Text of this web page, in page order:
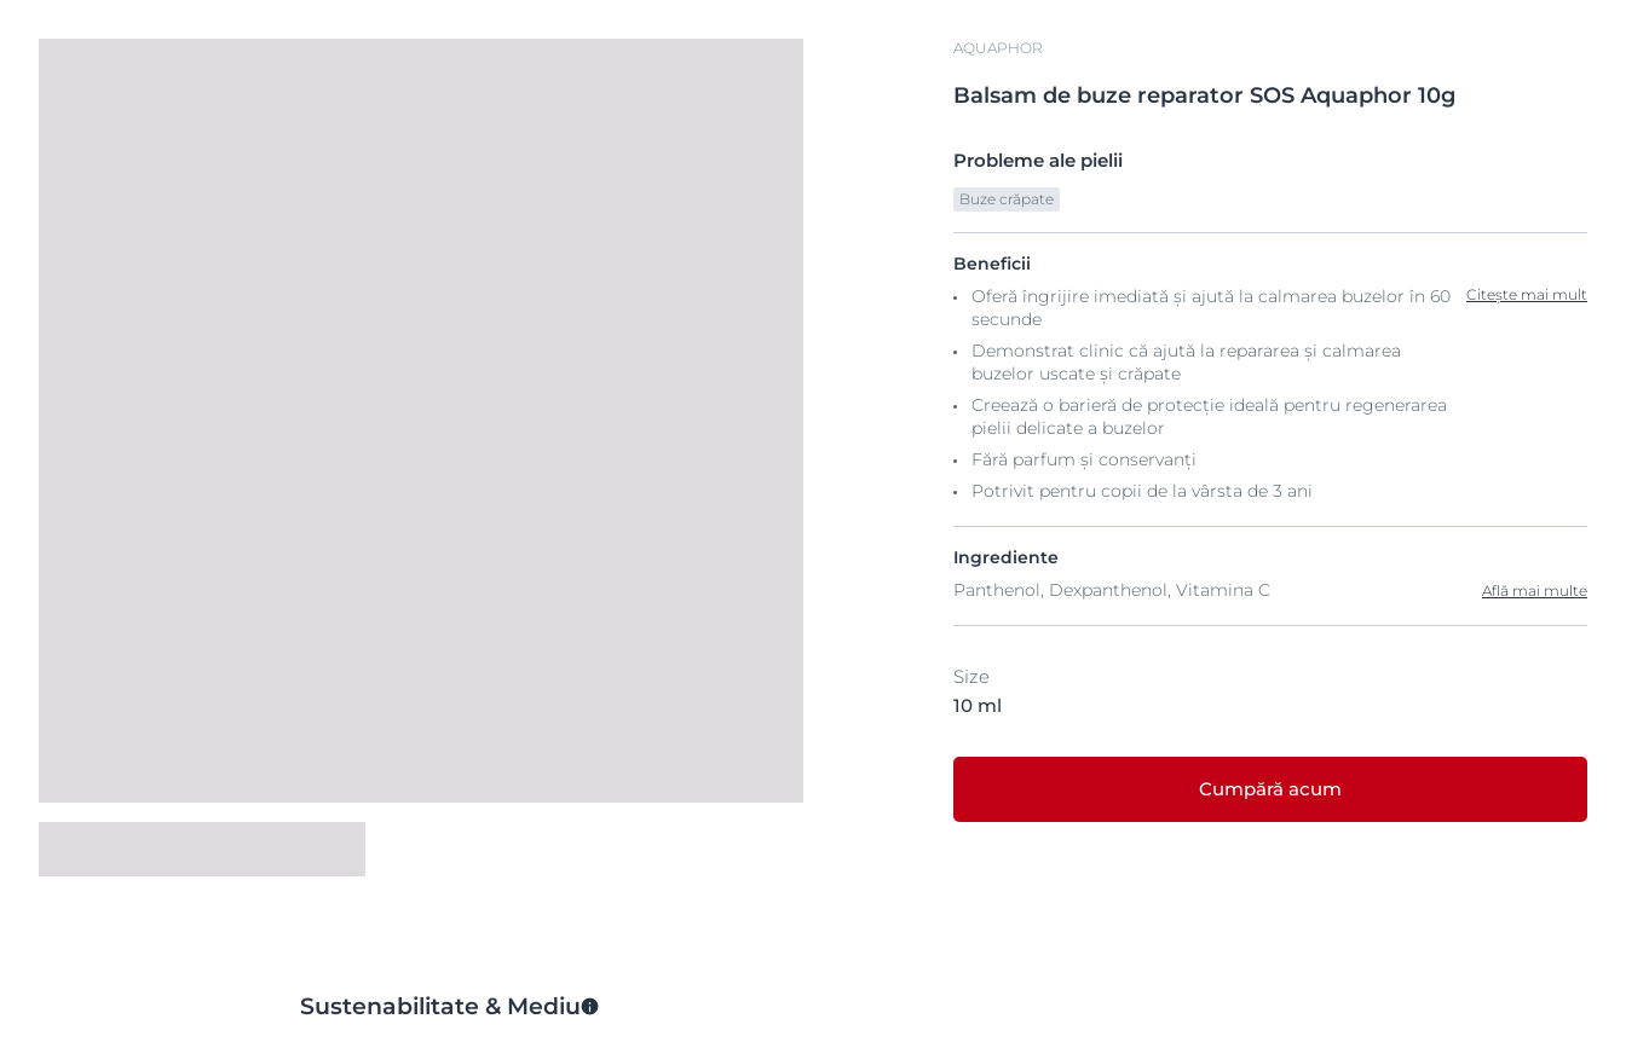
AQUAPHOR
Balsam de buze reparator SOS Aquaphor 10g
Probleme ale pielii
Buze crăpate
Beneficii
Oferă îngrijire imediată și ajută la calmarea buzelor în 60
secunde
Demonstrat clinic că ajută la repararea și calmarea
buzelor uscate și crăpate
Creează o barieră de protecție ideală pentru regenerarea
pielii delicate a buzelor
Fără parfum și conservanți
Potrivit pentru copii de la vârsta de 3 ani
Citește mai mult
Ingrediente
Panthenol, Dexpanthenol, Vitamina C
Află mai multe
Size
10 ml
Cumpără acum
Sustenabilitate & Mediu